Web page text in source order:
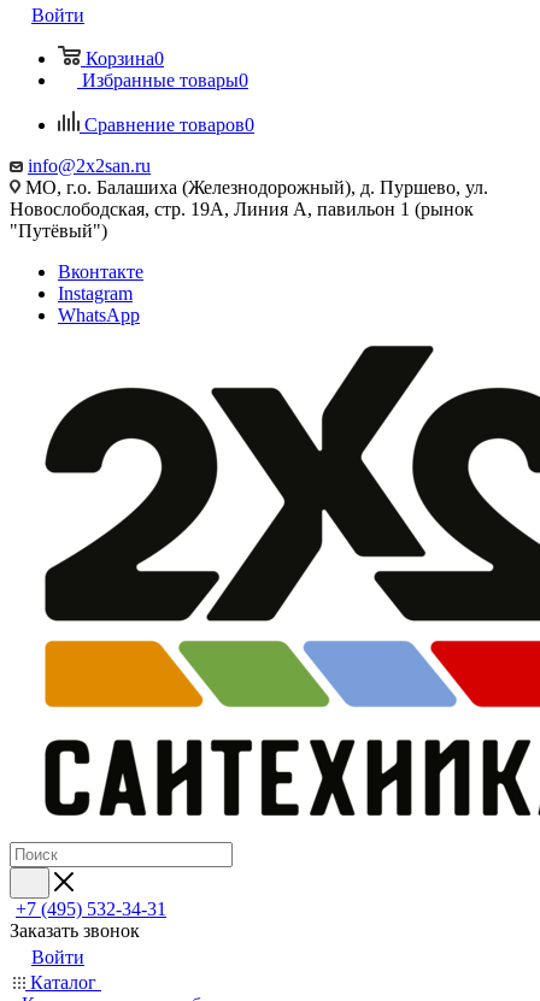
Войти
Корзина0
Избранные товары0
Сравнение товаров0
info@2x2san.ru
МО, г.о. Балашиха (Железнодорожный), д. Пуршево, ул.
Новослободская, стр. 19А, Линия А, павильон 1 (рынок
"Путёвый")
Вконтакте
Instagram
WhatsApp
+7 (495) 532‑34‑31
Заказать звонок
Войти
Каталог